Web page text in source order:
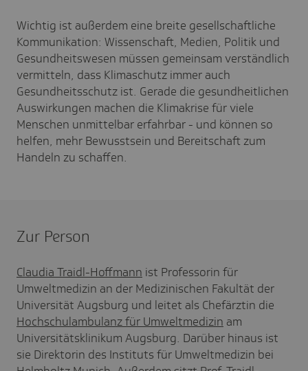
Wichtig ist außerdem eine breite gesellschaftliche
Kommunikation: Wissenschaft, Medien, Politik und
Gesundheitswesen müssen gemeinsam verständlich
vermitteln, dass Klimaschutz immer auch
Gesundheitsschutz ist. Gerade die gesundheitlichen
Auswirkungen machen die Klimakrise für viele
Menschen unmittelbar erfahrbar - und können so
helfen, mehr Bewusstsein und Bereitschaft zum
Handeln zu schaffen.
Zur Person
Claudia Traidl-Hoffmann ist Professorin für
Umweltmedizin an der Medizinischen Fakultät der
Universität Augsburg und leitet als Chefärztin die
Hochschulambulanz für Umweltmedizin am
Universitätsklinikum Augsburg. Darüber hinaus ist
sie Direktorin des Instituts für Umweltmedizin bei